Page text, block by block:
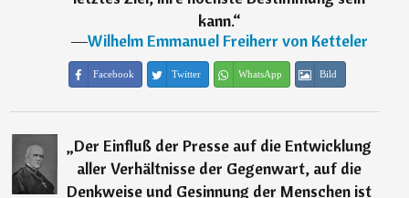
kann.“
―Wilhelm Emmanuel Freiherr von Ketteler
Facebook Twitter WhatsApp Bild
„Der Einfluß der Presse auf die Entwicklung
aller Verhältnisse der Gegenwart, auf die
Denkweise und Gesinnung der Menschen ist